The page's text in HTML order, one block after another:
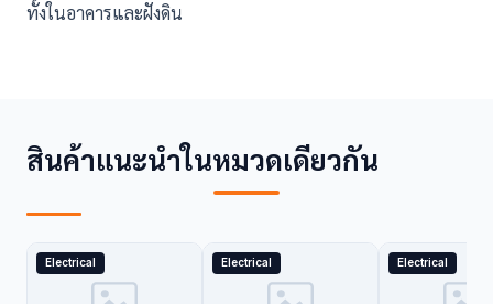
ทั้งในอาคารและฝังดิน
สินค้าแนะนำในหมวดเดียวกัน
Electrical Electrical Electrical